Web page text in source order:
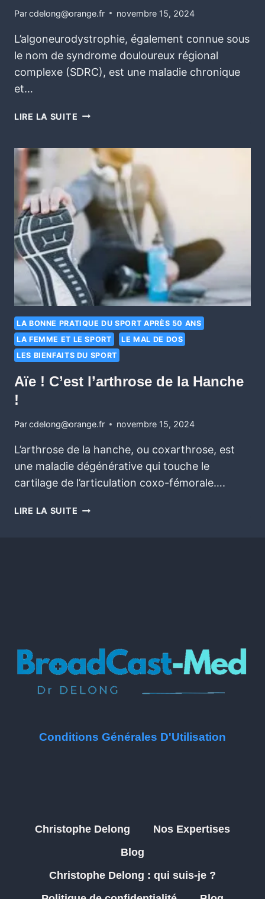
Parcdelong@orange.fr novembre 15, 2024
L’algoneurodystrophie, également connue sous
le nom de syndrome douloureux régional
complexe (SDRC), est une maladie chronique
et…
LIRE LA SUITE
LA BONNE PRATIQUE DU SPORT APRÈS 50 ANS
LA FEMME ET LE SPORT
LE MAL DE DOS
LES BIENFAITS DU SPORT
Aïe ! C’est l’arthrose de la Hanche
!
Parcdelong@orange.fr novembre 15, 2024
L’arthrose de la hanche, ou coxarthrose, est
une maladie dégénérative qui touche le
cartilage de l’articulation coxo-fémorale….
LIRE LA SUITE
Conditions Générales D'Utilisation
Christophe Delong
Nos Expertises
Blog
Christophe Delong : qui suis-je ?